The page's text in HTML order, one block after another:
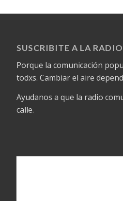
SUSCRIBITE A LA
Porque la comunicación
todxs. Cambiar el aire
Ayudanos a que la radio
calle.